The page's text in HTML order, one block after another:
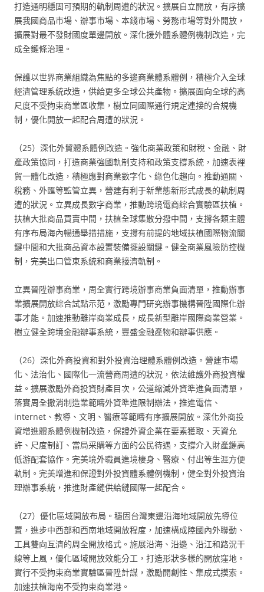
打造通明穩固可預期的軌制周遭的狀況。擴展自立開放，有序擴
展我國商品市場、辦事市場、本錢市場、勞務市場等對外開放，
擴展對最不發財國度單邊開放。深化援外體系體例機制改造，完
成全鏈條治理。
保護以世界商業組織為焦點的多邊商業體系體例，積極介入全球
經濟管理系統改造，供給更多全球公共產物。擴展面向全球的高
尺度不受拘束商業區收集，樹立同國際通行規定連接的合規機
制，優化開放一起配合周遭的狀況。
（25）深化外貿體系體例改造。強化商業政策和財稅、金融、財
產政策協同，打造商業強國軌制支持和政策支撐系統，加速表裡
貿一體化改造，積極應對商業數字化、綠色化趨向。推動通關、
稅務、外匯等監管立異，營建有利于新業態新形式成長的軌制周
遭的狀況。立異成長數字商業，推動跨境電商綜合實驗區扶植。
扶植大批商品買賣中間，扶植全球集散分撥中間，支撐各類主體
有序布局海內暢通舉措措施，支撐有前提的地域扶植國際物流關
鍵中間和大批商品資本設置裝備擺設關鍵。健全商業風險防控機
制，完美出口管束系統和商業接濟軌制。
立異晉陞辦事商業，周全實行跨境辦事商業負面清單，推動辦事
業擴展開放綜合試點示范，激勵專門研究辦事機構晉陞國際化辦
事才能。加速推動離岸商業成長，成長新型離岸國際商業營業。
樹立健全跨境金融辦事系統，豐盛金融產物和辦事供應。
（26）深化外商投資和對外投資治理體系體例改造。營建市場
化、法治化、國際化一流營商周遭的狀況，依法維護外商投資權
益。擴展激勵外商投資財產目次，公道縮減外資準進負面清單，
落實周全撤消制造業範疇外資準進限制辦法，推進電信、
internet、教導、文明、醫療等範疇有序擴展開放。深化外商投
資增進體系體例機制改造，保證外資企業在要素獲取、天資允
許、尺度制訂、當局采購等方面的公民待遇，支撐介入財產鏈高
低游配套協作。完美境外職員進境棲身、醫療、付出等生涯方便
軌制。完美增進和保證對外投資體系體例機制，健全對外投資治
理辦事系統，推進財產鏈供給鏈國際一起配合。
（27）優化區域開放布局。穩固台灣東邊沿海地域開放先導位
置，進步中西部和西南地域開放程度，加速構成陸國內外聯動、
工具雙向互濟的周全開放格式。施展沿海、沿邊、沿江和路況干
線等上風，優化區域開放效能分工，打造形狀多樣的開放窪地。
實行不受拘束商業實驗區晉陞計謀，激勵開創性、集成式摸索。
加速扶植海南不受拘束商業港。